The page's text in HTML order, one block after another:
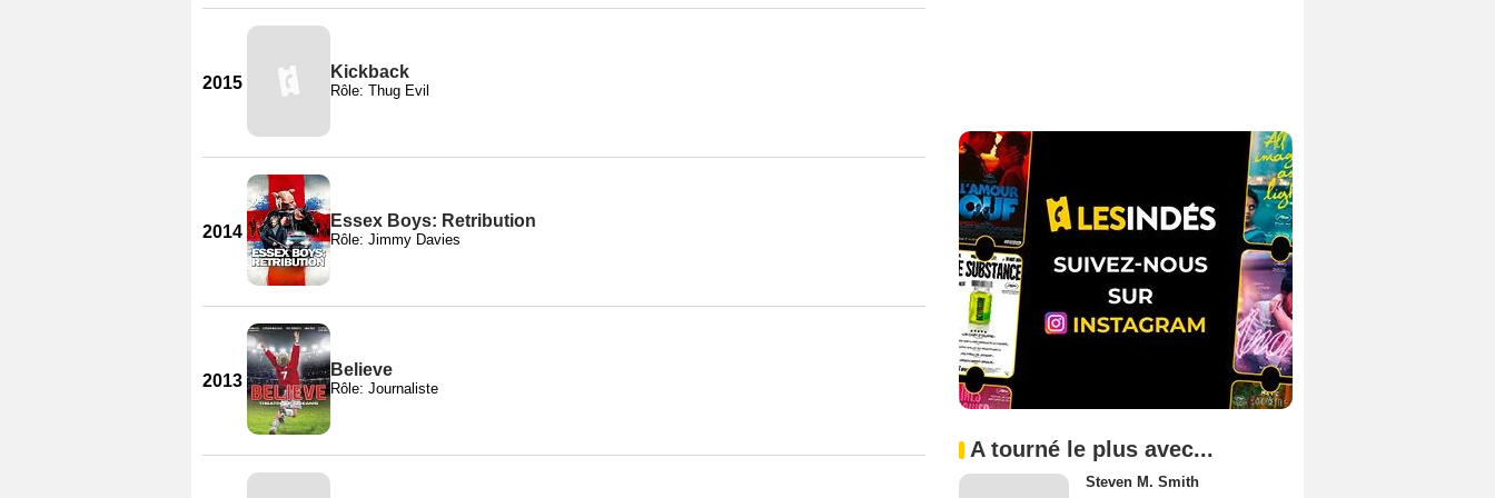
2015
Kickback
Rôle: Thug Evil
2014
Essex Boys: Retribution
Rôle: Jimmy Davies
2013
Believe
Rôle: Journaliste
A tourné le plus avec...
Steven M. Smith